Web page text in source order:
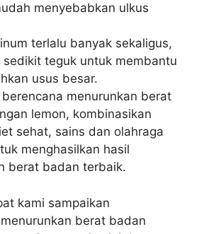
menyebabkan ulkus
terlalu banyak sekaligus,
teguk untuk membantu
usus besar.
menurunkan berat
lemon, kombinasikan
sehat, sains dan olahraga
menghasilkan hasil
berat badan terbaik.
kami sampaikan
berat badan